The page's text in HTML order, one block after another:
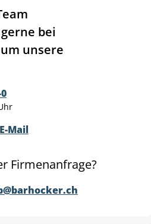
bei
unsere
Mail
Firmenanfrage?